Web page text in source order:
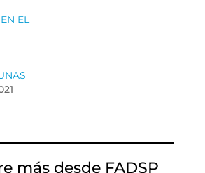
EL
más desde FADSP